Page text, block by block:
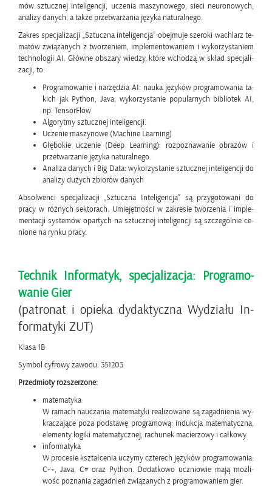
mów sztucz­nej in­te­li­gen­cji, ucze­nia ma­szy­no­we­go, sieci neu­ro­no­wych,
ana­li­zy da­nych, a także prze­twa­rza­nia ję­zy­ka na­tu­ral­ne­go.
Za­kres spe­cja­li­za­cji „Sztucz­na in­te­li­gen­cja” obej­mu­je sze­ro­ki wa­chlarz te­
ma­tów zwią­za­nych z two­rze­niem, im­ple­men­to­wa­niem i wy­ko­rzy­sta­niem
tech­no­lo­gii AI. Głów­ne ob­sza­ry wie­dzy, które wcho­dzą w skład spe­cja­li­
za­cji, to:
Pro­gra­mo­wa­nie i na­rzę­dzia AI: nauka ję­zy­ków pro­gra­mo­wa­nia ta­
kich jak Py­thon, Java, wy­ko­rzy­sta­nie po­pu­lar­nych bi­blio­tek AI,
np. Ten­sor­Flow
Al­go­ryt­my sztucz­nej in­te­li­gen­cji.
Ucze­nie ma­szy­no­we (Ma­chi­ne Le­ar­ning)
Głę­bo­kie ucze­nie (Deep Le­ar­ning): roz­po­zna­wa­nie ob­ra­zów i
prze­twa­rza­nie ję­zy­ka na­tu­ral­ne­go.
Ana­li­za da­nych i Big Data: wy­ko­rzy­sta­nie sztucz­nej in­te­li­gen­cji do
ana­li­zy du­żych zbio­rów da­nych
Ab­sol­wen­ci spe­cja­li­za­cji „Sztucz­na In­te­li­gen­cja” są przy­go­to­wa­ni do
pracy w róż­nych sek­to­rach. Umie­jęt­no­ści w za­kre­sie two­rze­nia i im­ple­
men­ta­cji sys­te­mów opar­tych na sztucz­nej in­te­li­gen­cji są szcze­gól­nie ce­
nio­ne na rynku pracy.
Tech­nik In­for­ma­tyk, spe­cja­li­za­cja: Pro­gra­mo­
wa­nie Gier
(pa­tro­nat i opie­ka dy­dak­tycz­na Wy­dzia­łu In­
for­ma­ty­ki ZUT)
Klasa 1B
Sym­bol cy­fro­wy za­wo­du: 351203
Przed­mio­ty roz­sze­rzo­ne:
ma­te­ma­ty­ka
W ra­mach na­ucza­nia ma­te­ma­ty­ki re­ali­zo­wa­ne są za­gad­nie­nia wy­
kra­cza­ją­ce poza pod­sta­wę pro­gra­mo­wą: in­duk­cja ma­te­ma­tycz­na,
ele­men­ty lo­gi­ki ma­te­ma­tycz­nej, ra­chu­nek ma­cie­rzo­wy i cał­ko­wy.
in­for­ma­ty­ka
W pro­ce­sie kształ­ce­nia uczy­my czte­rech ję­zy­ków pro­gra­mo­wa­nia:
C++, Java, C# oraz Py­thon. Do­dat­ko­wo ucznio­wie mają moż­li­
wość po­zna­nia za­gad­nień zwią­za­nych z pro­gra­mo­wa­niem gier.